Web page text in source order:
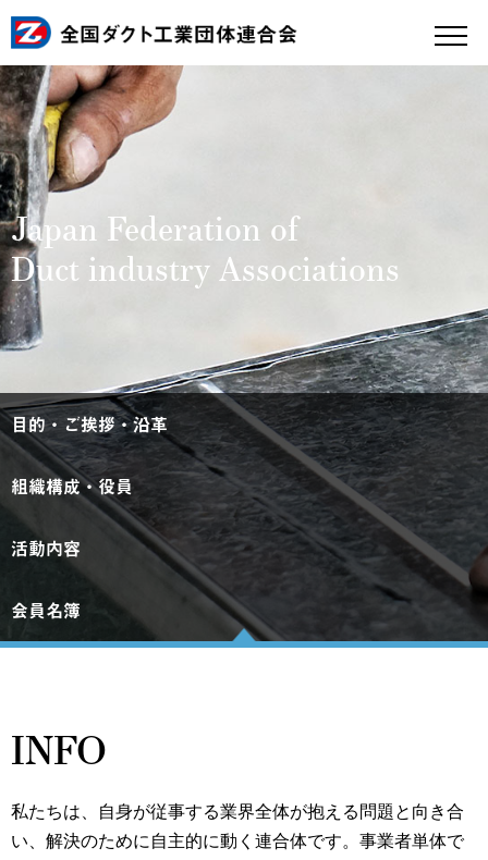
Japan Federation of
Duct industry Associations
目的・ご挨拶・沿革
組織構成・役員
活動内容
会員名簿
INFO
私たちは、自身が従事する業界全体が抱える問題と向き合
い、解決のために自主的に動く連合体です。事業者単体で